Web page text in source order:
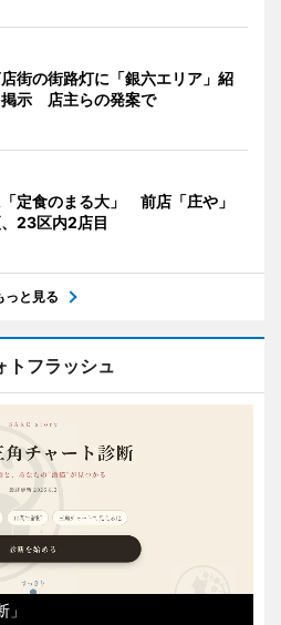
街の街路灯に「銀六エリア」紹
掲示 店主らの発案で
定食のまる大」 前店「庄や」
23区内2店目
っと見る
トフラッシュ